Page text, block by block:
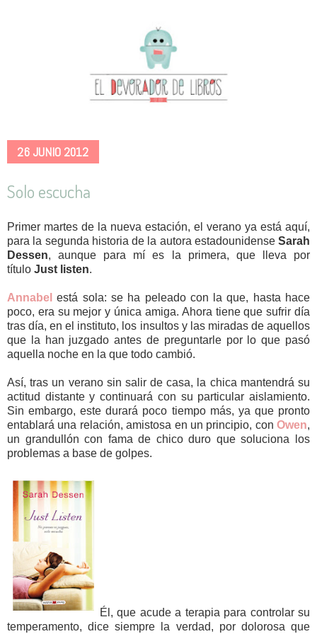
26 JUNIO 2012
Solo escucha
Primer martes de la nueva estación, el verano ya está aquí,
para la segunda historia de la autora estadounidense Sarah
Dessen, aunque para mí es la primera, que lleva por
título Just listen.
Annabelestá sola: se ha peleado con la que, hasta hace
poco, era su mejor y única amiga. Ahora tiene que sufrir día
tras día, en el instituto, los insultos y las miradas de aquellos
que la han juzgado antes de preguntarle por lo que pasó
aquella noche en la que todo cambió.
Así, tras un verano sin salir de casa, la chica mantendrá su
actitud distante y continuará con su particular aislamiento.
Sin embargo, este durará poco tiempo más, ya que pronto
entablará una relación, amistosa en un principio, con Owen,
un grandullón con fama de chico duro que soluciona los
problemas a base de golpes.
Él, que acude a terapia para controlar su
temperamento, dice siempre la verdad, por dolorosa que